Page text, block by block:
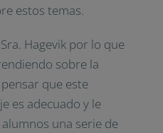
estos temas.
Hagevik por lo que
sobre la
que este
es adecuado y le
una serie de